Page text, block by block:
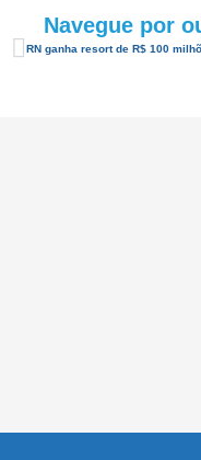
Navegue por